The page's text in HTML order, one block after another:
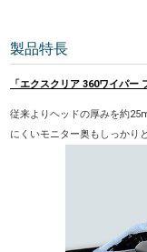
製品特長
「エクスクリア 360ワイパー
従来よりヘッドの厚みを約
にくいモニター奥もしっかり